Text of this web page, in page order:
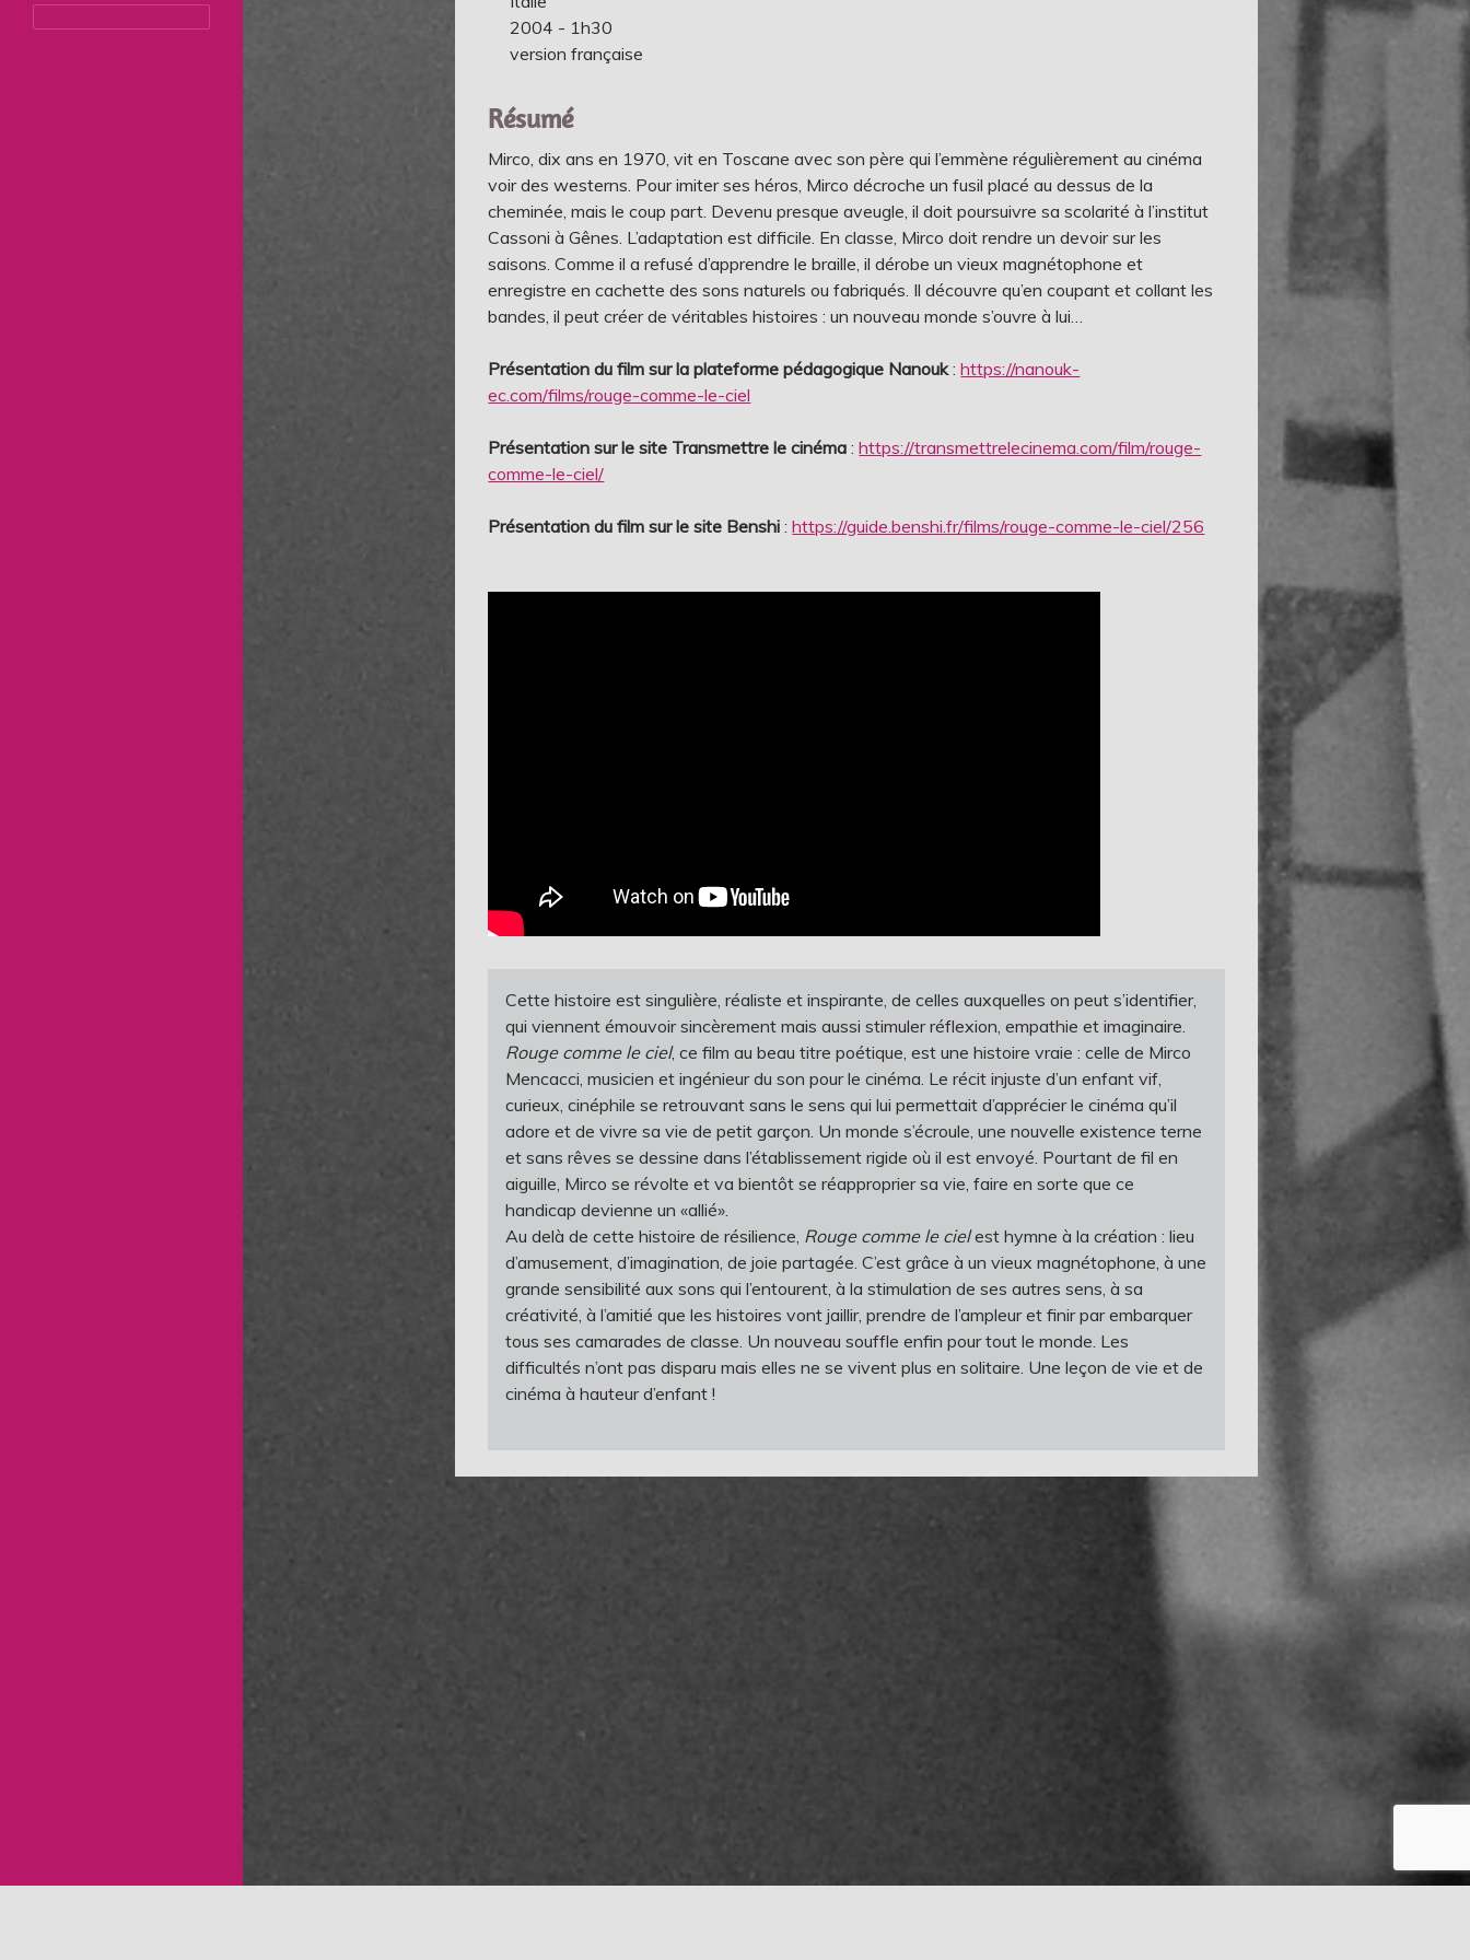
2004 - 1h30
version française
Résumé
Mirco, dix ans en 1970, vit en Toscane avec son père qui l’emmène régulièrement au cinéma
voir des westerns. Pour imiter ses héros, Mirco décroche un fusil placé au dessus de la
cheminée, mais le coup part. Devenu presque aveugle, il doit poursuivre sa scolarité à l’institut
Cassoni à Gênes. L’adaptation est difficile. En classe, Mirco doit rendre un devoir sur les
saisons. Comme il a refusé d’apprendre le braille, il dérobe un vieux magnétophone et
enregistre en cachette des sons naturels ou fabriqués. Il découvre qu’en coupant et collant les
bandes, il peut créer de véritables histoires : un nouveau monde s’ouvre à lui…
Présentation du film sur la plateforme pédagogique Nanouk:https://nanouk-
ec.com/films/rouge-comme-le-ciel
Présentation sur le site Transmettre le cinéma :https://transmettrelecinema.com/film/rouge-
comme-le-ciel/
Présentation du film sur le site Benshi :https://guide.benshi.fr/films/rouge-comme-le-ciel/256
Cette histoire est singulière, réaliste et inspirante, de celles auxquelles on peut s’identifier,
qui viennent émouvoir sincèrement mais aussi stimuler réflexion, empathie et imaginaire.
Rouge comme le ciel, ce film au beau titre poétique, est une histoire vraie : celle de Mirco
Mencacci, musicien et ingénieur du son pour le cinéma. Le récit injuste d’un enfant vif,
curieux, cinéphile se retrouvant sans le sens qui lui permettait d’apprécier le cinéma qu’il
adore et de vivre sa vie de petit garçon. Un monde s’écroule, une nouvelle existence terne
et sans rêves se dessine dans l’établissement rigide où il est envoyé. Pourtant de fil en
aiguille, Mirco se révolte et va bientôt se réapproprier sa vie, faire en sorte que ce
handicap devienne un «allié».
Au delà de cette histoire de résilience, Rouge comme le cielest hymne à la création : lieu
d’amusement, d’imagination, de joie partagée. C’est grâce à un vieux magnétophone, à une
grande sensibilité aux sons qui l’entourent, à la stimulation de ses autres sens, à sa
créativité, à l’amitié que les histoires vont jaillir, prendre de l’ampleur et finir par embarquer
tous ses camarades de classe. Un nouveau souffle enfin pour tout le monde. Les
difficultés n’ont pas disparu mais elles ne se vivent plus en solitaire. Une leçon de vie et de
cinéma à hauteur d’enfant !